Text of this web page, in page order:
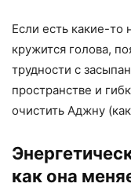
Если есть какие-то
кружится голова,
трудности с
пространстве и
очистить Аджну
как она